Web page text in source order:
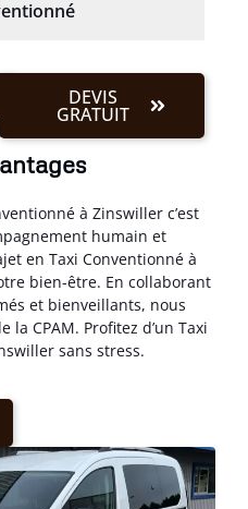
DEVIS
GRATUIT
à Zinswiller c’est
humain et
en Taxi Conventionné à
bien-être. En collaborant
et bienveillants, nous
la CPAM. Profitez d’un Taxi
sans stress.